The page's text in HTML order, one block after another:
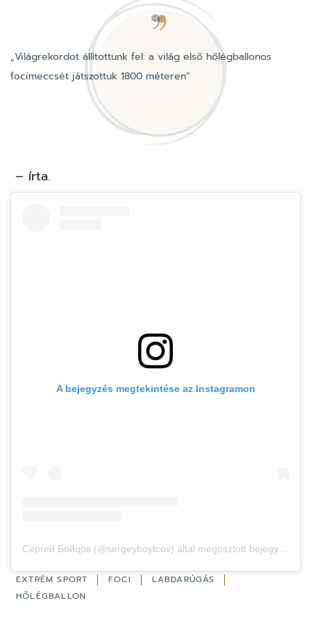
„Világrekordot állítottunk fel: a világ első hőlégballonos
focimeccsét játszottuk 1800 méteren”
– írta.
A bejegyzés megtekintése az Instagramon
Сергей Бойцов (@sergeyboytcov) által megosztott bejegyzés
EXTRÉM SPORT FOCI
LABDARÚGÁS
HŐLÉGBALLON